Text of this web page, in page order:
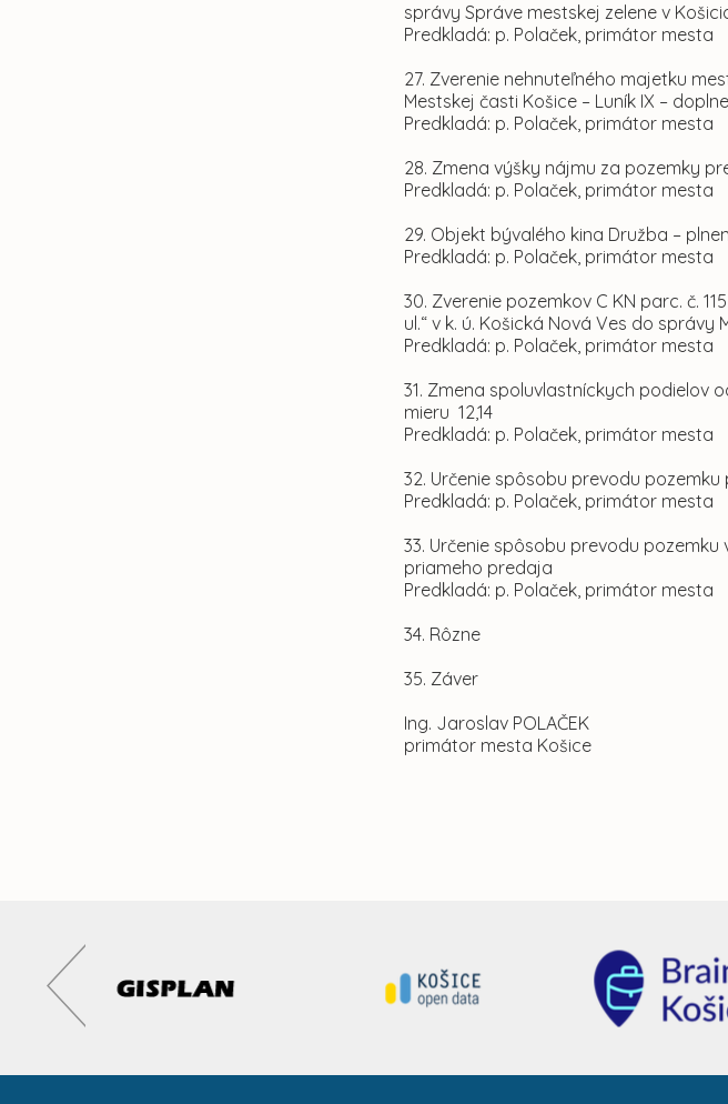
správy Správe mestskej zelene v
Predkladá: p. Polaček, primátor mesta
27. Zverenie nehnuteľného majetku
Mestskej časti Košice – Luník IX –
Predkladá: p. Polaček, primátor mesta
28. Zmena výšky nájmu za pozemky
Predkladá: p. Polaček, primátor mesta
29. Objekt bývalého kina Družba –
Predkladá: p. Polaček, primátor mesta
30. Zverenie pozemkov C KN parc. č.
ul.“ v k. ú. Košická Nová Ves do
Predkladá: p. Polaček, primátor mesta
31. Zmena spoluvlastníckych podielov
mieru 12,14
Predkladá: p. Polaček, primátor mesta
32. Určenie spôsobu prevodu pozemku
Predkladá: p. Polaček, primátor mesta
33. Určenie spôsobu prevodu
priameho predaja
Predkladá: p. Polaček, primátor mesta
34. Rôzne
35. Záver
Ing. Jaroslav POLAČEK
primátor mesta Košice